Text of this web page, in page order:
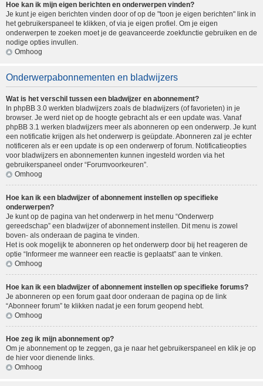
Hoe kan ik mijn eigen berichten en onderwerpen vinden?
Je kunt je eigen berichten vinden door of op de "toon je eigen berichten" link in
het gebruikerspaneel te klikken, of via je eigen profiel. Om je eigen
onderwerpen te zoeken moet je de geavanceerde zoekfunctie gebruiken en de
nodige opties invullen.
Omhoog
Onderwerpabonnementen en bladwijzers
Wat is het verschil tussen een bladwijzer en abonnement?
In phpBB 3.0 werkten bladwijzers zoals de bladwijzers (of favorieten) in je
browser. Je werd niet op de hoogte gebracht als er een update was. Vanaf
phpBB 3.1 werken bladwijzers meer als abonneren op een onderwerp. Je kunt
een notificatie krijgen als het onderwerp is geüpdate. Abonneren zal je echter
notificeren als er een update is op een onderwerp of forum. Notificatieopties
voor bladwijzers en abonnementen kunnen ingesteld worden via het
gebruikerspaneel onder “Forumvoorkeuren”.
Omhoog
Hoe kan ik een bladwijzer of abonnement instellen op specifieke
onderwerpen?
Je kunt op de pagina van het onderwerp in het menu “Onderwerp
gereedschap” een bladwijzer of abonnement instellen. Dit menu is zowel
boven- als onderaan de pagina te vinden.
Het is ook mogelijk te abonneren op het onderwerp door bij het reageren de
optie “Informeer me wanneer een reactie is geplaatst” aan te vinken.
Omhoog
Hoe kan ik een bladwijzer of abonnement instellen op specifieke forums?
Je abonneren op een forum gaat door onderaan de pagina op de link
“Abonneer forum” te klikken nadat je een forum geopend hebt.
Omhoog
Hoe zeg ik mijn abonnement op?
Om je abonnement op te zeggen, ga je naar het gebruikerspaneel en klik je op
de hier voor dienende links.
Omhoog